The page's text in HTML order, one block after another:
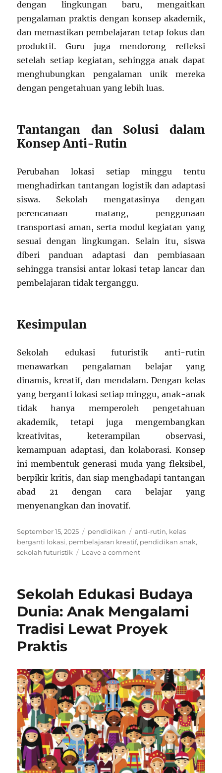
dengan lingkungan baru, mengaitkan
pengalaman praktis dengan konsep akademik,
dan memastikan pembelajaran tetap fokus dan
produktif. Guru juga mendorong refleksi
setelah setiap kegiatan, sehingga anak dapat
menghubungkan pengalaman unik mereka
dengan pengetahuan yang lebih luas.
Tantangan dan Solusi dalam
Konsep Anti-Rutin
Perubahan lokasi setiap minggu tentu
menghadirkan tantangan logistik dan adaptasi
siswa. Sekolah mengatasinya dengan
perencanaan matang, penggunaan
transportasi aman, serta modul kegiatan yang
sesuai dengan lingkungan. Selain itu, siswa
diberi panduan adaptasi dan pembiasaan
sehingga transisi antar lokasi tetap lancar dan
pembelajaran tidak terganggu.
Kesimpulan
Sekolah edukasi futuristik anti-rutin
menawarkan pengalaman belajar yang
dinamis, kreatif, dan mendalam. Dengan kelas
yang berganti lokasi setiap minggu, anak-anak
tidak hanya memperoleh pengetahuan
akademik, tetapi juga mengembangkan
kreativitas, keterampilan observasi,
kemampuan adaptasi, dan kolaborasi. Konsep
ini membentuk generasi muda yang fleksibel,
berpikir kritis, dan siap menghadapi tantangan
abad 21 dengan cara belajar yang
menyenangkan dan inovatif.
Posted
on
September 15, 2025 Categories
pendidikan Tags
anti-rutin, kelas
berganti lokasi, pembelajaran kreatif, pendidikan anak,
sekolah futuristik
Leave a commenton
Anti-
Kelas
Berganti
Lokasi
Sekolah Edukasi Budaya
Dunia: Anak Mengalami
Tradisi Lewat Proyek
Praktis